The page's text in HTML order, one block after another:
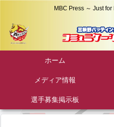
MBC Press ～ Just
ホーム
メディア情報
選手募集掲示板